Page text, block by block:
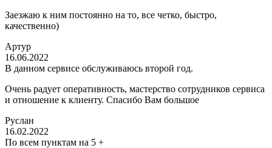
Заезжаю к ним постоянно на то, все четко, быстро,
качественно)
Артур
16.06.2022
В данном сервисе обслуживаюсь второй год.
Очень радует оперативность, мастерство сотрудников сервиса
и отношение к клиенту. Спасибо Вам большое
Руслан
16.02.2022
По всем пунктам на 5 +